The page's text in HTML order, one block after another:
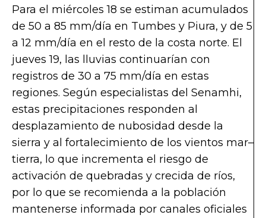
Para el miércoles 18 se estiman acumulados
de 50 a 85 mm/día en Tumbes y Piura, y de 5
a 12 mm/día en el resto de la costa norte. El
jueves 19, las lluvias continuarían con
registros de 30 a 75 mm/día en estas
regiones. Según especialistas del Senamhi,
estas precipitaciones responden al
desplazamiento de nubosidad desde la
sierra y al fortalecimiento de los vientos mar–
tierra, lo que incrementa el riesgo de
activación de quebradas y crecida de ríos,
por lo que se recomienda a la población
mantenerse informada por canales oficiales